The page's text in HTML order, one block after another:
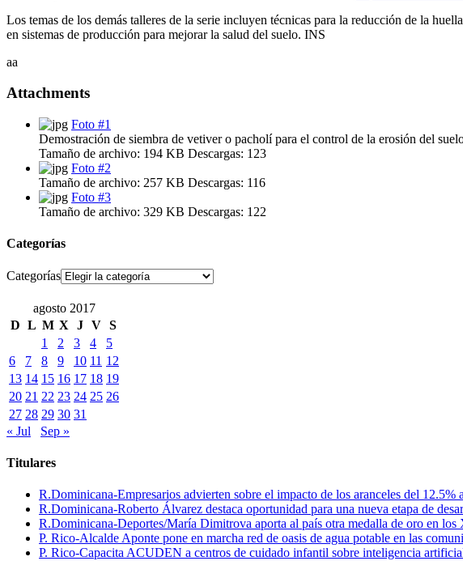
Los temas de los demás talleres de la serie incluyen técnicas para la reducción de la
en sistemas de producción para mejorar la salud del suelo. INS
aa
Attachments
Foto #1
Demostración de siembra de vetiver o pacholí para el control de la erosión del
Tamaño de archivo: 194 KB Descargas: 123
Foto #2
Tamaño de archivo: 257 KB Descargas: 116
Foto #3
Tamaño de archivo: 329 KB Descargas: 122
Categorías
Categorías
agosto 2017
D L M X J V S
1
2 3 4
5
6
7 8 9 10 11 12
13 14 15 16 17 18 19
20 21 22 23 24 25 26
27 28 29 30 31
« Jul
Sep »
Titulares
R.Dominicana-Empresarios advierten sobre el impacto de los aranceles del 12.5%
R.Dominicana-Roberto Álvarez destaca oportunidad para una nueva etapa de
R.Dominicana-Deportes/María Dimitrova aporta al país otra medalla de oro en
P. Rico-Alcalde Aponte pone en marcha red de oasis de agua potable en las
P. Rico-Capacita ACUDEN a centros de cuidado infantil sobre inteligencia